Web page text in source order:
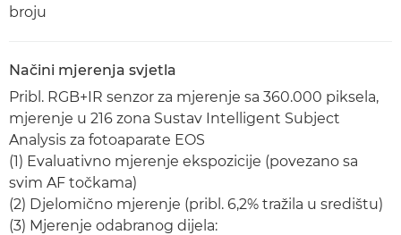
broju
Načini mjerenja svjetla
Pribl. RGB+IR senzor za mjerenje sa 360.000 piksela,
mjerenje u 216 zona Sustav Intelligent Subject
Analysis za fotoaparate EOS
(1) Evaluativno mjerenje ekspozicije (povezano sa
svim AF točkama)
(2) Djelomično mjerenje (pribl. 6,2% tražila u središtu)
(3) Mjerenje odabranog dijela: